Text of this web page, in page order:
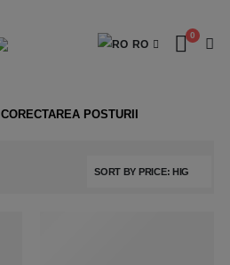
RO
0
CORECTAREA POSTURII